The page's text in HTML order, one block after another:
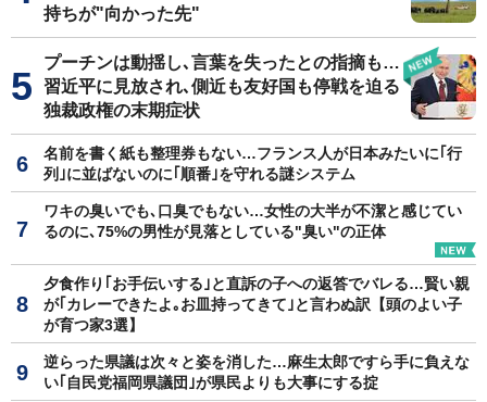
持ちが"向かった先"
プーチンは動揺し､言葉を失ったとの指摘も…
習近平に見放され､側近も友好国も停戦を迫る
独裁政権の末期症状
名前を書く紙も整理券もない…フランス人が日本みたいに｢行
列｣に並ばないのに｢順番｣を守れる謎システム
ワキの臭いでも､口臭でもない…女性の大半が不潔と感じてい
るのに､75%の男性が見落としている"臭い"の正体
夕食作り｢お手伝いする｣と直訴の子への返答でバレる…賢い親
が｢カレーできたよ｡お皿持ってきて｣と言わぬ訳【頭のよい子
が育つ家3選】
逆らった県議は次々と姿を消した…麻生太郎ですら手に負えな
い｢自民党福岡県議団｣が県民よりも大事にする掟